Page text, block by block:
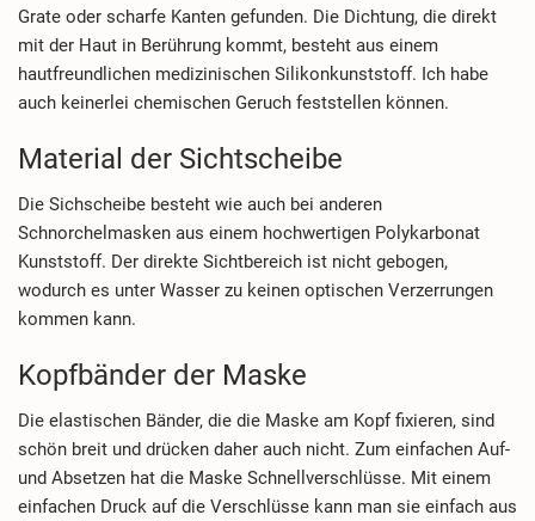
Grate oder scharfe Kanten gefunden. Die Dichtung, die direkt
mit der Haut in Berührung kommt, besteht aus einem
hautfreundlichen medizinischen Silikonkunststoff. Ich habe
auch keinerlei chemischen Geruch feststellen können.
Material der Sichtscheibe
Die Sichscheibe besteht wie auch bei anderen
Schnorchelmasken aus einem hochwertigen Polykarbonat
Kunststoff. Der direkte Sichtbereich ist nicht gebogen,
wodurch es unter Wasser zu keinen optischen Verzerrungen
kommen kann.
Kopfbänder der Maske
Die elastischen Bänder, die die Maske am Kopf fixieren, sind
schön breit und drücken daher auch nicht. Zum einfachen Auf-
und Absetzen hat die Maske Schnellverschlüsse. Mit einem
einfachen Druck auf die Verschlüsse kann man sie einfach aus